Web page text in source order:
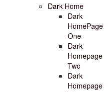
Dark Home
Dark
HomePage
One
Dark
Homepage
Two
Dark
Homepage